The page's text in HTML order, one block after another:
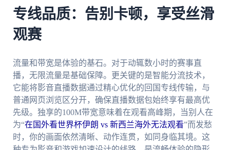
专线品质：告别卡顿，享受丝滑
观赛
流量和带宽是体验的基石。对于动辄数小时的赛事直
播，无限流量是基础保障。更关键的是智能分流技术，
它能将影音直播数据通过精心优化的回国专线传输，与
普通网页浏览区分开，确保直播数据包始终享有最高优
先级。独享的100M带宽意味着在观看高峰期，当别人在
为“在国外看世界杯伊朗 vs 新西兰海外无法观看”而发愁
时，你的画面依然清晰、动作连贯，如同身临其境。这